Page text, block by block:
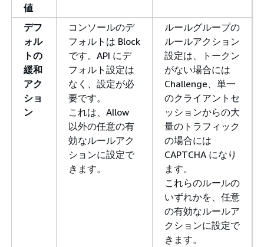
値
デフ
ォル
トの
緩和
アク
ショ
ン
コンソールのデ
フォルトは Block
です。API にデ
フォルト設定は
なく、設定が必
要です。
これは、Allow
以外の任意の有
効なルールアク
ションに設定で
きます。
ルールグループの
ルールアクション
設定は、トークン
がない場合には
Challenge、単一
のクライアントセ
ッションからの大
量のトラフィック
の場合には
CAPTCHA になり
ます。
これらのルールの
いずれかを、任意
の有効なルールア
クションに設定で
きます。